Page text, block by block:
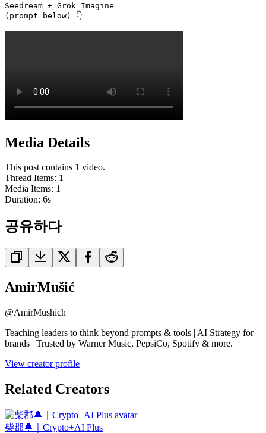
Seedream + Grok Imagine
(prompt below) 👇
Media Details
This post contains 1 video.
Thread Items: 1
Media Items: 1
Duration: 6s
공유하다
AmirMušić
@AmirMushich
Teaching leaders to think beyond prompts & tools | AI Strategy for
brands | Trusted by Warner Music, PepsiCo, Spotify & more.
View creator profile
Related Creators
柴郡🔔｜Crypto+AI Plus